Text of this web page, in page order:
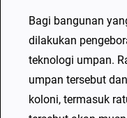
Bagi bangunan
dilakukan
teknologi umpan.
umpan tersebut
koloni, termasuk